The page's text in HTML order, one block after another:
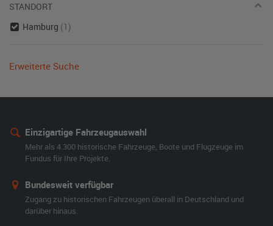
STANDORT
Hamburg (1)
Erweiterte Suche
Einzigartige Fahrzeugauswahl
Mehr als 4.300 historische Fahrzeuge, Boote und Flugzeuge im
Fundus für Ihre Projekte.
Bundesweit verfügbar
Zugang zu historischen Fahrzeugen überall in Deutschland und
darüber hinaus.